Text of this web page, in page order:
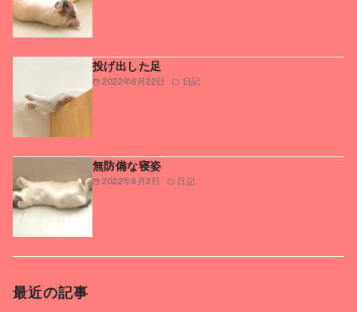
2022年6月22日 日記
投げ出した足
2022年6月2日 日記
無防備な寝姿
最近の記事